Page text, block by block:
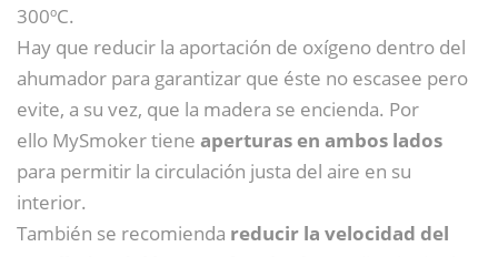
300ºC.
Hay que reducir la aportación de oxígeno dentro del
ahumador para garantizar que éste no escasee pero
evite, a su vez, que la madera se encienda. Por
ello MySmoker tiene aperturas en ambos lados
para permitir la circulación justa del aire en su
interior.
También se recomienda reducir la velocidad del